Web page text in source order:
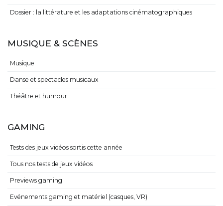
Dossier : la littérature et les adaptations cinématographiques
MUSIQUE & SCÈNES
Musique
Danse et spectacles musicaux
Théâtre et humour
GAMING
Tests des jeux vidéos sortis cette année
Tous nos tests de jeux vidéos
Previews gaming
Evénements gaming et matériel (casques, VR)